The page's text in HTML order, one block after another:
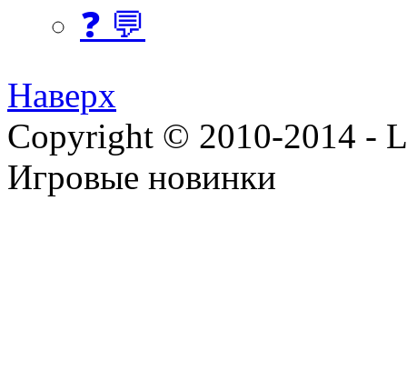
❓ 💬
Наверх
Copyright © 2010-2014 -
Игровые новинки